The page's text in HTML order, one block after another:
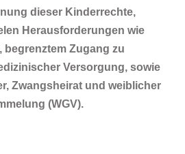
dieser Kinderrechte,
Herausforderungen wie
begrenztem Zugang zu
Versorgung, sowie
Zwangsheirat und weiblicher
(WGV).